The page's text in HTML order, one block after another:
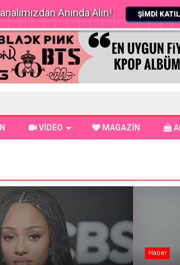
VİDEO MAGAZİN
Haber
Anında Alın! ŞİMDİ KATIL